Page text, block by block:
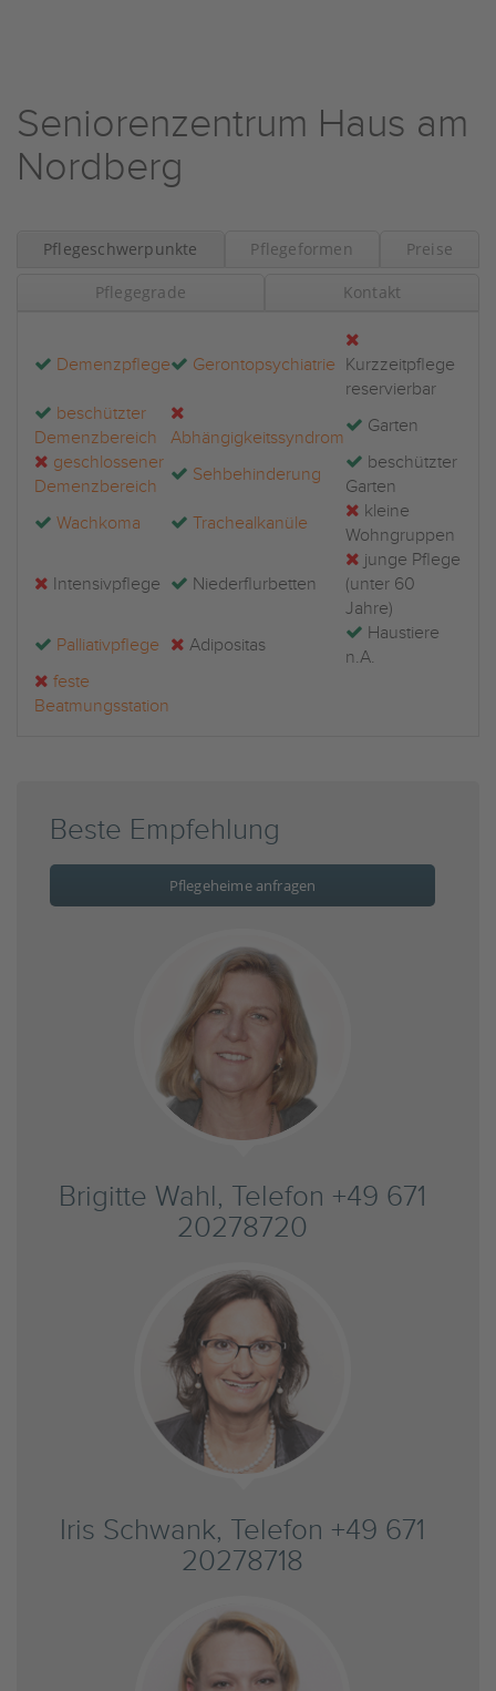
Seniorenzentrum Haus am
Nordberg
Pflegeschwerpunkte Pflegeformen Preise
Pflegegrade Kontakt
Demenzpflege Gerontopsychiatrie Kurzzeitpflege
reservierbar
beschützter
Demenzbereich
Abhängigkeitssyndrom
Garten
geschlossener
Demenzbereich
Sehbehinderung
beschützter
Garten
Wachkoma
Trachealkanüle
kleine
Wohngruppen
Intensivpflege Niederflurbetten
junge Pflege
(unter 60
Jahre)
Palliativpflege
Adipositas
Haustiere
n.A.
feste
Beatmungsstation
Beste Empfehlung
Pflegeheime anfragen
Brigitte Wahl, Telefon +49 671
20278720
Iris Schwank, Telefon +49 671
20278718